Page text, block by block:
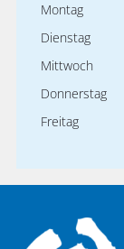
Montag
Dienstag
Mittwoch
Donnerstag
Freitag